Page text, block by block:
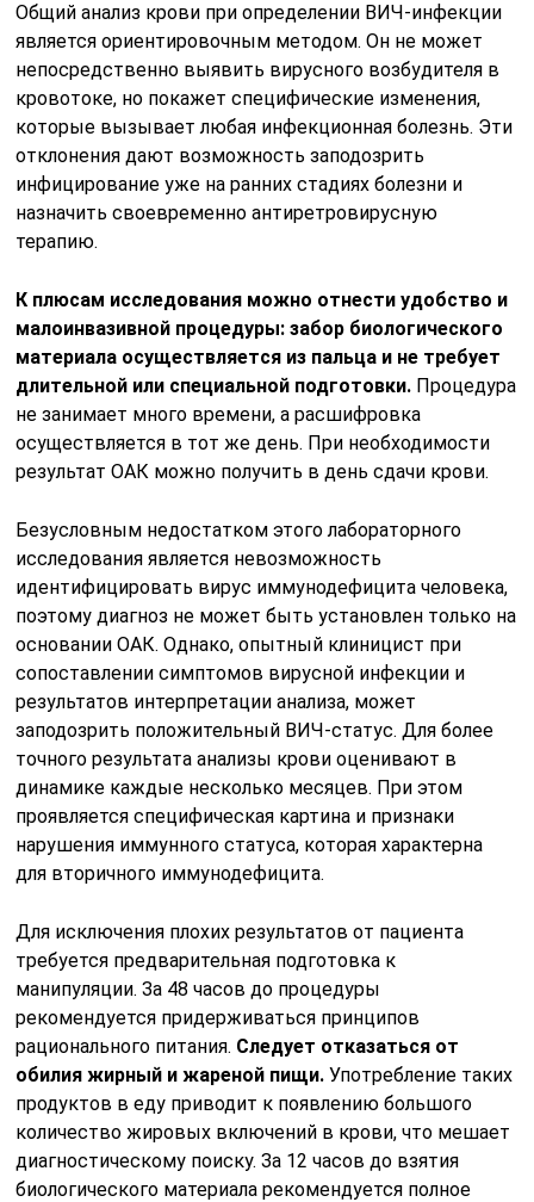
Общий анализ крови при определении ВИЧ-инфекции
является ориентировочным методом. Он не может
непосредственно выявить вирусного возбудителя в
кровотоке, но покажет специфические изменения,
которые вызывает любая инфекционная болезнь. Эти
отклонения дают возможность заподозрить
инфицирование уже на ранних стадиях болезни и
назначить своевременно антиретровирусную
терапию.
К плюсам исследования можно отнести удобство и
малоинвазивной процедуры: забор биологического
материала осуществляется из пальца и не требует
длительной или специальной подготовки. Процедура
не занимает много времени, а расшифровка
осуществляется в тот же день. При необходимости
результат ОАК можно получить в день сдачи крови.
Безусловным недостатком этого лабораторного
исследования является невозможность
идентифицировать вирус иммунодефицита человека,
поэтому диагноз не может быть установлен только на
основании ОАК. Однако, опытный клиницист при
сопоставлении симптомов вирусной инфекции и
результатов интерпретации анализа, может
заподозрить положительный ВИЧ-статус. Для более
точного результата анализы крови оценивают в
динамике каждые несколько месяцев. При этом
проявляется специфическая картина и признаки
нарушения иммунного статуса, которая характерна
для вторичного иммунодефицита.
Для исключения плохих результатов от пациента
требуется предварительная подготовка к
манипуляции. За 48 часов до процедуры
рекомендуется придерживаться принципов
рационального питания. Следует отказаться от
обилия жирный и жареной пищи. Употребление таких
продуктов в еду приводит к появлению большого
количество жировых включений в крови, что мешает
диагностическому поиску. За 12 часов до взятия
биологического материала рекомендуется полное